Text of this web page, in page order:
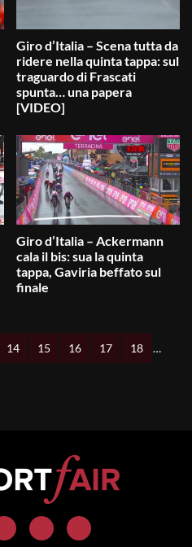
Giro d’Italia – Scena tutta da
ridere nella quinta tappa: sul
traguardo di Frascati
spunta… una papera
[VIDEO]
Giro d’Italia – Ackermann
cala il bis: sua la quinta
tappa, Gaviria beffato sul
finale
14 15 16 17 18 …